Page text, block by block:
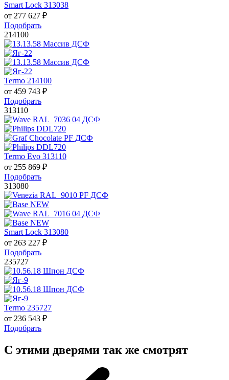
Smart Lock 313038
от 277 627 ₽
Подобрать
214100
Termo 214100
от 459 743 ₽
Подобрать
313110
Termo Evo 313110
от 255 869 ₽
Подобрать
313080
Smart Lock 313080
от 263 227 ₽
Подобрать
235727
Termo 235727
от 236 543 ₽
Подобрать
С этими дверями так же смотрят